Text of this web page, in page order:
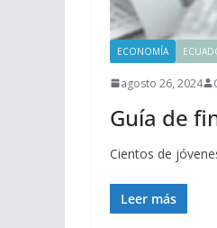
ECONOMÍA
agosto 26, 2024
Guía de
Cientos de
Leer más